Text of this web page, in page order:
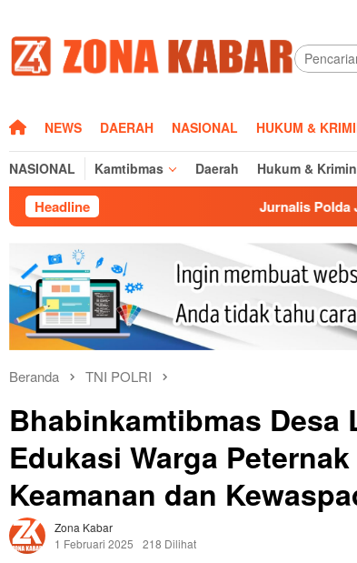
konten
HOMENEWS DAERAH NASIONAL HUKUM &
NASIONAL Kamtibmas Daerah Hukum &
Headline Jurnalis Polda Jabar Gelar Rapat
Beranda TNI POLRI
Bhabinkamtibmas Desa
Edukasi Warga
Keamanan dan
Zona Kabar
1 Februari 2025
218 Dilihat